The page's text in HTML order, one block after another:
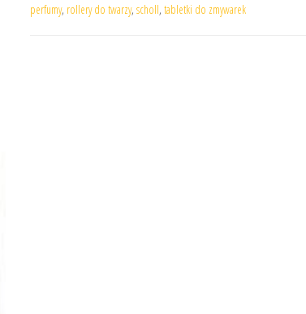
perfumy, rollery do twarzy, scholl, tabletki do zmywarek